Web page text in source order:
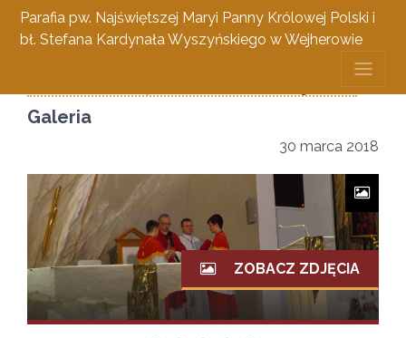
Parafia pw. Najświętszej Maryi Panny Królowej Polski i
bł. Stefana Kardynała Wyszyńskiego w Wejherowie
Wielki Piątek w obiektywie
Galeria
30 marca 2018
ZOBACZ ZDJĘCIA